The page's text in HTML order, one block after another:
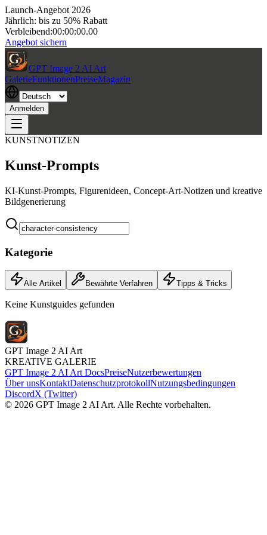
Launch-Angebot 2026
Jährlich: bis zu 50% Rabatt
Verbleibend:00:00:00.00
Angebot sichern
GPT Image 2 AI Art
GalerieFunktionenPreiseMagazin
Anmelden
KUNSTNOTIZEN
Kunst-Prompts
KI-Kunst-Prompts, Figurenideen, Concept-Art-Notizen und kreative
Bildgenerierung
Kategorie
Alle Artikel Bewährte Verfahren Tipps & Tricks
Keine Kunstguides gefunden
GPT Image 2 AI Art
KREATIVE GALERIE
GPT Image 2 AI Art DocsPreiseNutzerbewertungen
Über unsKontaktDatenschutzprotokollNutzungsbedingungen
DiscordX (Twitter)
© 2026 GPT Image 2 AI Art. Alle Rechte vorbehalten.